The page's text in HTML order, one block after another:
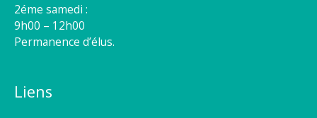
2éme samedi :
9h00 – 12h00
Permanence d’élus.
Liens